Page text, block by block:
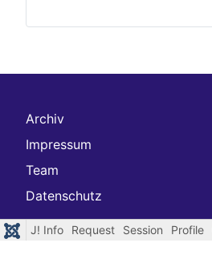
Archiv
Impressum
Team
Datenschutz
J! Info Request Session Profile